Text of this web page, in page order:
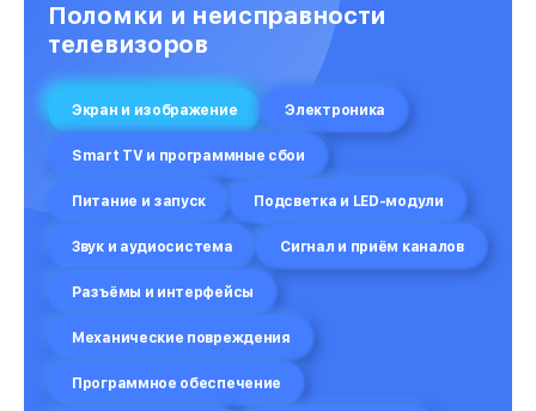
Поломки и неисправности
телевизоров
Экран и изображение Электроника
Smart TV и программные сбои
Питание и запуск Подсветка и LED-модули
Звук и аудиосистема Сигнал и приём каналов
Разъёмы и интерфейсы
Механические повреждения
Программное обеспечение